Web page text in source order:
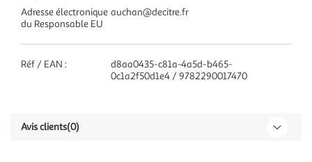
Adresse électronique
du Responsable EU
auchan@decitre.fr
Réf / EAN :
d8aa0435-c81a-4a5d-b465-
0c1a2f50d1e4 / 9782290017470
Avis clients(0)